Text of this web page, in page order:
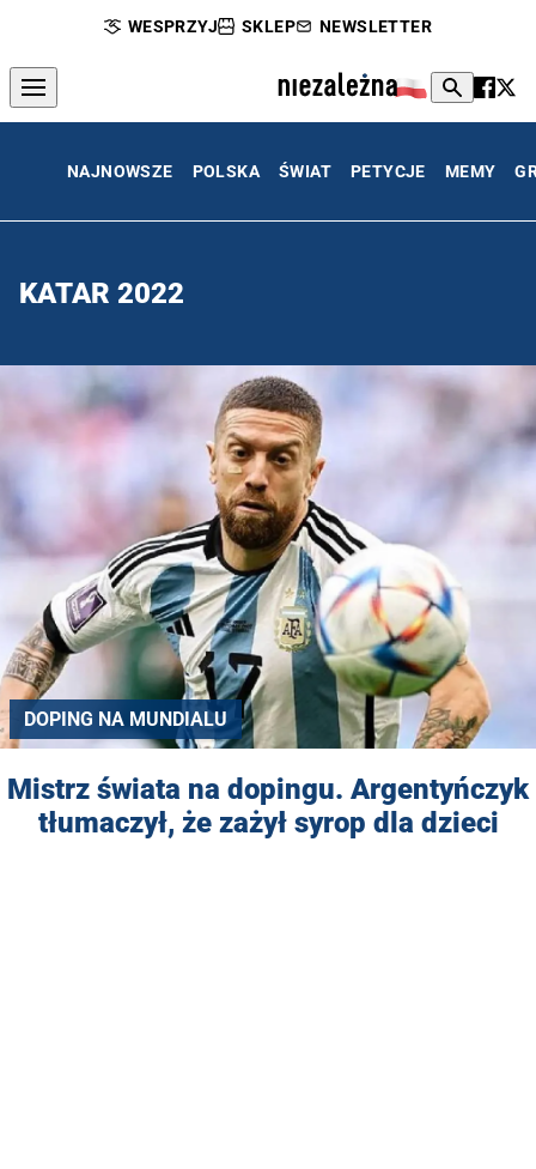
WESPRZYJ SKLEP NEWSLETTER
NAJNOWSZE POLSKA ŚWIAT PETYCJE MEMY
KATAR 2022
DOPING NA MUNDIALU
Mistrz świata na dopingu. Argentyńczyk
tłumaczył, że zażył syrop dla dzieci